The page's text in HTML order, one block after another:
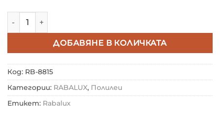
количество за ПОЛИЛЕЙ RABALUX FLOSSI 8815
ДОБАВЯНЕ В КОЛИЧКАТА
Код: RB-8815
Категории: RABALUX, Полилеи
Етикет: Rabalux